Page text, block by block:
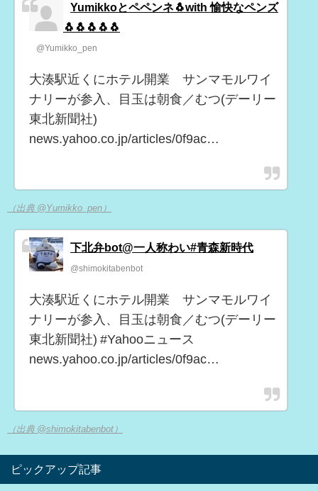
Yumikkoとペペンネ🐧with 愉快なペンズ
🐧🐧🐧🐧🐧
@Yumikko_pen
大湊駅近くにホテル開業 サンマモルワイ
ナリーが参入、目玉は朝食／むつ(デーリー
東北新聞社)
news.yahoo.co.jp/articles/0f9ac…
（出典 @Yumikko_pen）
下北弁bot@一人称わい#青森新時代
@shimokitabenbot
大湊駅近くにホテル開業 サンマモルワイ
ナリーが参入、目玉は朝食／むつ(デーリー
東北新聞社) #Yahooニュース
news.yahoo.co.jp/articles/0f9ac…
（出典 @shimokitabenbot）
ピックアップ記事